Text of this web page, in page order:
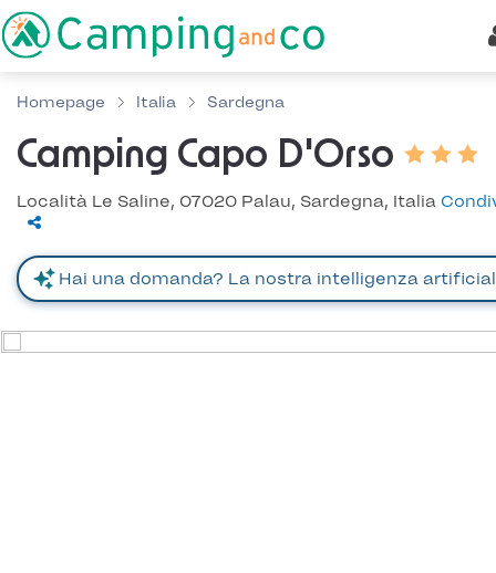
Homepage Italia Sardegna
Camping Capo D'Orso
Località Le Saline, 07020 Palau, Sardegna, Italia